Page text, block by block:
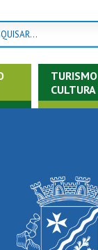
TURISMO
CULTURA